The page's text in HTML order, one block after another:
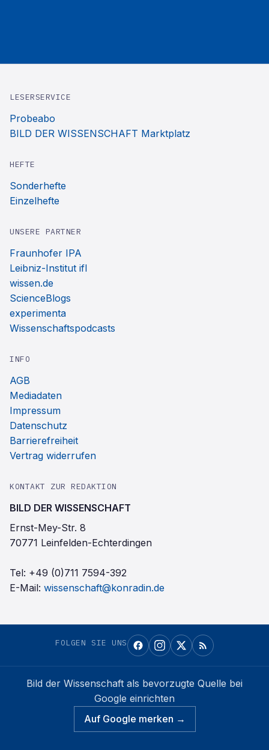
LESERSERVICE
Probeabo
BILD DER WISSENSCHAFT Marktplatz
HEFTE
Sonderhefte
Einzelhefte
UNSERE PARTNER
Fraunhofer IPA
Leibniz-Institut ifl
wissen.de
ScienceBlogs
experimenta
Wissenschaftspodcasts
INFO
AGB
Mediadaten
Impressum
Datenschutz
Barrierefreiheit
Vertrag widerrufen
KONTAKT ZUR REDAKTION
BILD DER WISSENSCHAFT
Ernst-Mey-Str. 8
70771 Leinfelden-Echterdingen
Tel: +49 (0)711 7594-392
E-Mail: wissenschaft@konradin.de
FOLGEN SIE UNS
Bild der Wissenschaft als bevorzugte Quelle bei
Google einrichten
Auf Google merken →